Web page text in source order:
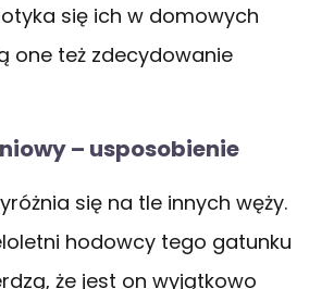
się ich w domowych
one też zdecydowanie
– usposobienie
się na tle innych węży.
hodowcy tego gatunku
że jest on wyjątkowo